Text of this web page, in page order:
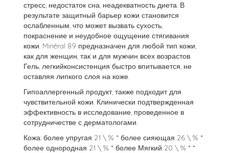
стресс, недостаток сна, неадекватность диета. В
результате защитный барьер кожи становится
ослабленным, что может вызвать сухость,
покраснение и неудобное ощущение стягивания
кожи. Minéral 89 предназначен для любой тип кожи,
как для женщин, так и для мужчин всех возрастов.
Гель, легкийконсистенция быстро впитывается, не
оставляя липкого слоя на коже.
Гипоаллергенный продукт, также подходит для
чувствительной кожи. Клинически подтвержденная
эффективность в исследование, проведенное в
сотрудничестве с дерматологами.
Кожа: более упругая 21 \ % * более сияющая 26 \ % *
более однородная 21 \ % * более Мягкий 20 \ % * *